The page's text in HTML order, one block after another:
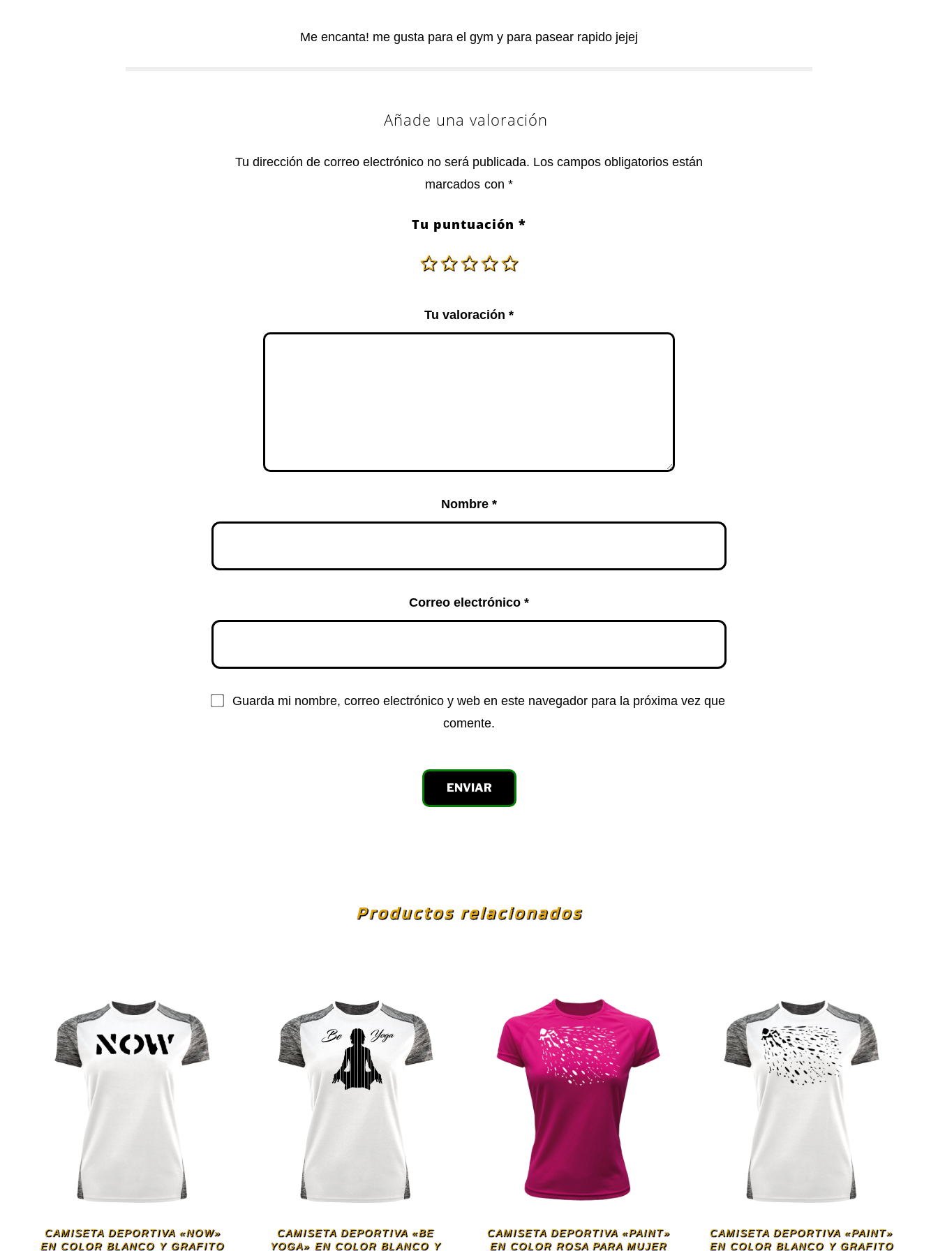
Me encanta! me gusta para el gym y para pasear rapido jejej
Añade una valoración
Tu dirección de correo electrónico no será publicada. Los campos obligatorios están
marcados con *
Tu puntuación *
Tu valoración*
Nombre*
Correo electrónico*
Guarda mi nombre, correo electrónico y web en este navegador para la próxima vez que
comente.
Productos relacionados
CAMISETA DEPORTIVA «NOW»
EN COLOR BLANCO Y GRAFITO
CAMISETA DEPORTIVA «BE
YOGA» EN COLOR BLANCO Y
CAMISETA DEPORTIVA «PAINT»
EN COLOR ROSA PARA MUJER
CAMISETA DEPORTIVA «PAINT»
EN COLOR BLANCO Y GRAFITO